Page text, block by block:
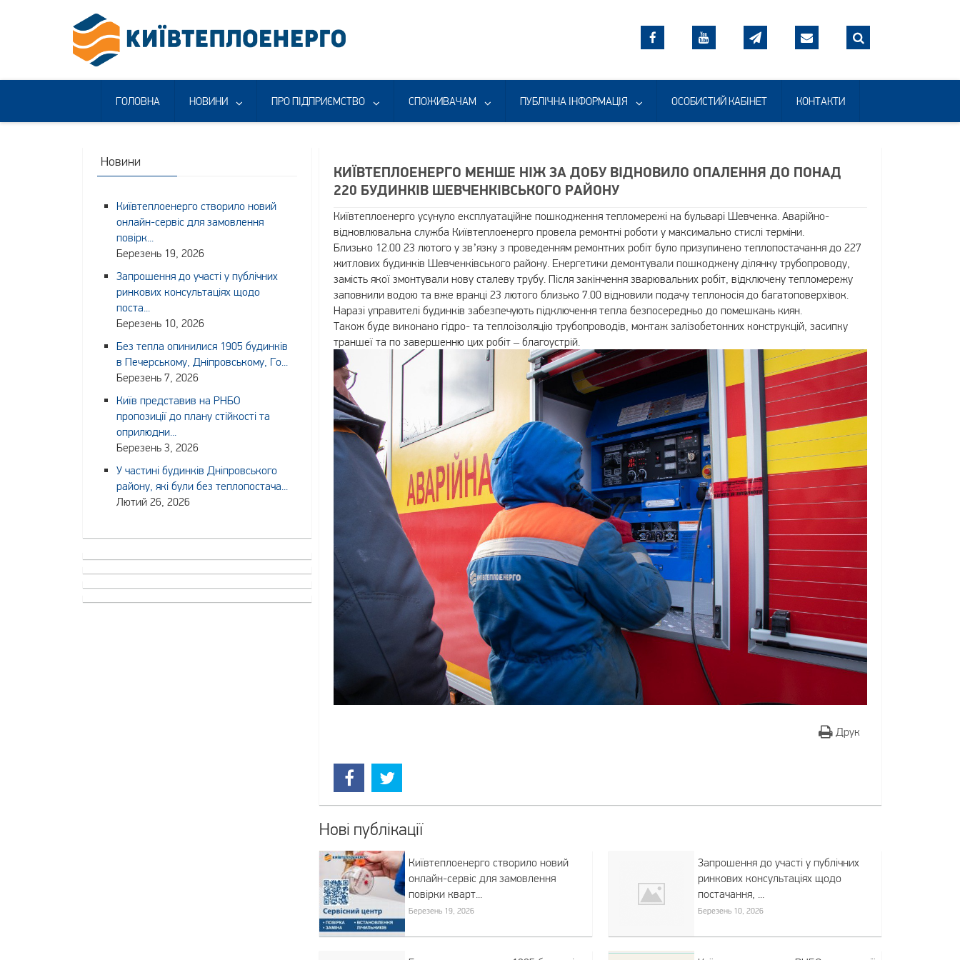
ГОЛОВНА НОВИНИ ПРО ПІДПРИЄМСТВО СПОЖИВАЧАМ ПУБЛІЧНА ІНФОРМАЦІЯ ОСОБИСТИЙ КАБІНЕТ КОНТАКТИ
КИЇВТЕПЛОЕНЕРГО МЕНШЕ НІЖ ЗА ДОБУ ВІДНОВИЛО ОПАЛЕННЯ ДО ПОНАД
220 БУДИНКІВ ШЕВЧЕНКІВСЬКОГО РАЙОНУ
Київтеплоенерго усунуло експлуатаційне пошкодження тепломережі на бульварі Шевченка. Аварійно-
відновлювальна служба Київтеплоенерго провела ремонтні роботи у максимально стислі терміни.
Близько 12.00 23 лютого у зв’язку з проведенням ремонтних робіт було призупинено теплопостачання до 227
житлових будинків Шевченківського району. Енергетики демонтували пошкоджену ділянку трубопроводу,
замість якої змонтували нову сталеву трубу. Після закінчення зварювальних робіт, відключену тепломережу
заповнили водою та вже вранці 23 лютого близько 7.00 відновили подачу теплоносія до багатоповерхівок.
Наразі управителі будинків забезпечують підключення тепла безпосередньо до помешкань киян.
Також буде виконано гідро- та теплоізоляцію трубопроводів, монтаж залізобетонних конструкцій, засипку
траншеї та по завершенню цих робіт – благоустрій.
Друк
Нові публікації
Київтеплоенерго створило новий
онлайн-сервіс для замовлення
повірки кварт...
Березень 19, 2026
Запрошення до участі у публічних
ринкових консультаціях щодо
постачання, ...
Березень 10, 2026
Новини
Київтеплоенерго створило новий
онлайн-сервіс для замовлення
повірк...
Березень 19, 2026
Запрошення до участі у публічних
ринкових консультаціях щодо
поста...
Березень 10, 2026
Без тепла опинилися 1905 будинків
в Печерському, Дніпровському, Го...
Березень 7, 2026
Київ представив на РНБО
пропозиції до плану стійкості та
оприлюдни...
Березень 3, 2026
У частині будинків Дніпровського
району, які були без теплопостача...
Лютий 26, 2026